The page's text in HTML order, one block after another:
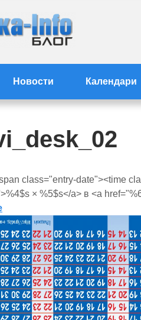
и новости
Новости Календари
class="entry-date"><time
× %5$s</a> в <a